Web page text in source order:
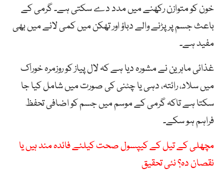
خون کو متوازن رکھنے میں مدد دے سکتی ہے۔ گرمی کے
باعث جسم پر پڑنے والے دباؤ اور تھکن میں کمی لانے میں بھی
مفید ہے۔
غذائی ماہرین نے مشورہ دیا ہے کہ لال پیاز کو روزمرہ خوراک
میں سلاد، رائتہ، دہی یا چٹنی کی صورت میں شامل کیا جا
سکتا ہے تاکہ گرمی کے موسم میں جسم کو اضافی تحفظ
فراہم ہو سکے۔
مچھلی کے تیل کے کیپسول صحت کیلئے فائدہ مند ہیں یا
نقصان دہ؟ نئی تحقیق